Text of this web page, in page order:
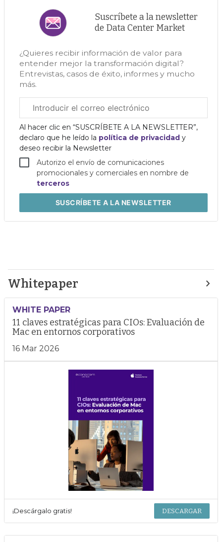
Suscríbete a la newsletter
de Data Center Market
¿Quieres recibir información de valor para
entender mejor la transformación digital?
Entrevistas, casos de éxito, informes y mucho
más.
electrónico
corporativo
Al hacer clic en “SUSCRÍBETE A LA NEWSLETTER”,
declaro que he leído la política de privacidad y
deseo recibir la Newsletter
Autorizo el envío de comunicaciones
promocionales y comerciales en nombre de
terceros
SUSCRÍBETEA LA NEWSLETTER
Whitepaper
WHITE PAPER
11 claves estratégicas para CIOs: Evaluación de
Mac en entornos corporativos
16 Mar 2026
¡Descárgalo gratis! DESCARGAR